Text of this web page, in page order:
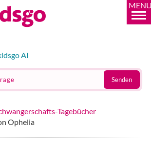
AI
Senden
Tagebücher
Ophelia